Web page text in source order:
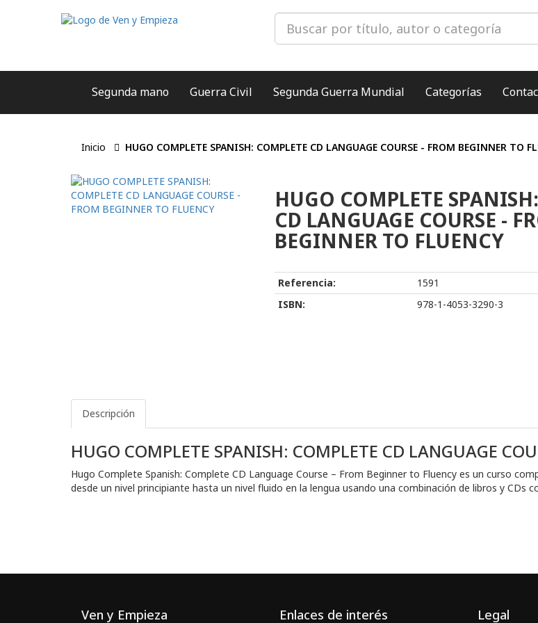
Segunda mano Guerra Civil Segunda Guerra Mundial Categorías
Inicio HUGO COMPLETE SPANISH: COMPLETE CD LANGUAGE COURSE - FROM BEGINNER TO
HUGO COMPLETE
CD LANGUAGE COURSE -
BEGINNER TO FLUENCY
Referencia:
1591
ISBN:
978-1-4053-3290-3
Descripción
HUGO COMPLETE SPANISH: COMPLETE CD LANGUAGE
Hugo Complete Spanish: Complete CD Language Course – From Beginner to Fluency es un curso
desde un nivel principiante hasta un nivel fluido en la lengua usando una combinación de libros y CDs
Ven y Empieza Enlaces de interés Legal